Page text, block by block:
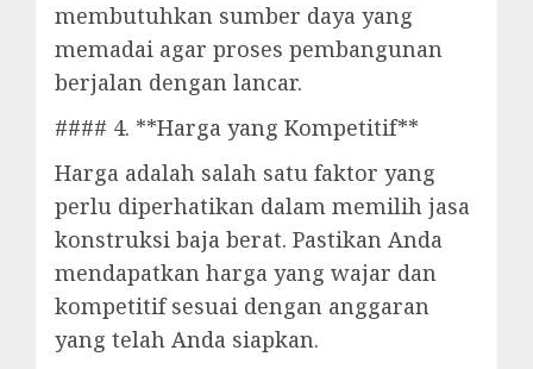
membutuhkan sumber daya yang
memadai agar proses pembangunan
berjalan dengan lancar.
#### 4. **Harga yang Kompetitif**
Harga adalah salah satu faktor yang
perlu diperhatikan dalam memilih jasa
konstruksi baja berat. Pastikan Anda
mendapatkan harga yang wajar dan
kompetitif sesuai dengan anggaran
yang telah Anda siapkan.